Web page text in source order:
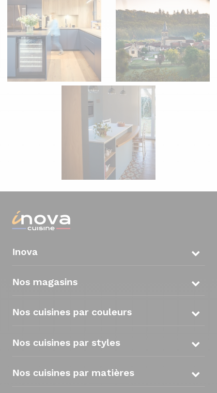
Inova
Nos magasins
Nos cuisines par couleurs
Nos cuisines par styles
Nos cuisines par matières